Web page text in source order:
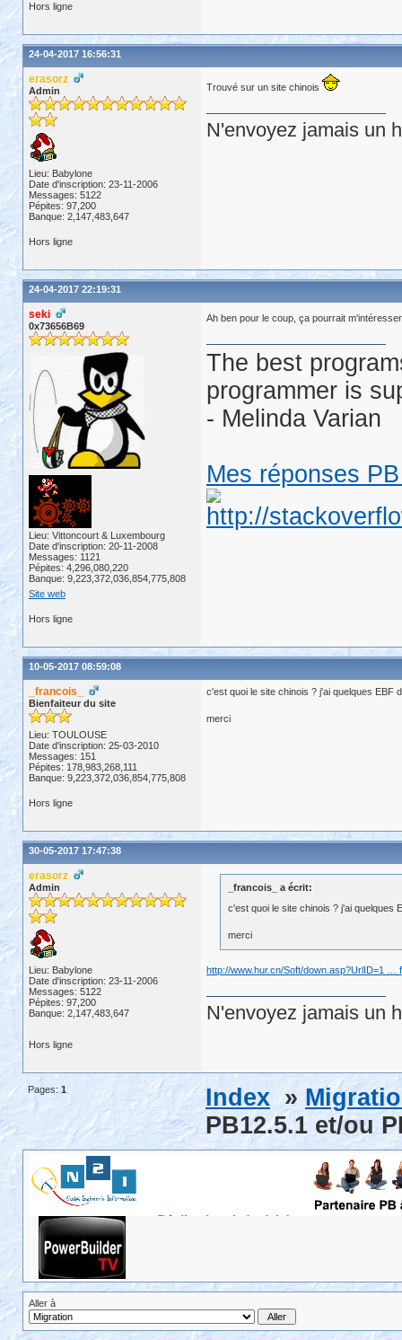
Hors ligne
24-04-2017 16:56:31
erasorz
Admin
Lieu: Babylone
Date d'inscription: 23-11-2006
Messages: 5122
Pépites: 97,200
Banque: 2,147,483,647
Trouvé sur un site chinois
N'envoyez jamais un
Hors ligne
24-04-2017 22:19:31
seki
0x73656B69
Lieu: Vittoncourt & Luxembourg
Date d'inscription: 20-11-2008
Messages: 1121
Pépites: 4,296,080,220
Banque: 9,223,372,036,854,775,808
Site web
Ah ben pour le coup, ça pourrait
The best
programmer is
- Melinda Varian
Mes réponses
Hors ligne
10-05-2017 08:59:08
_francois_
Bienfaiteur du site
Lieu: TOULOUSE
Date d'inscription: 25-03-2010
Messages: 151
Pépites: 178,983,268,111
Banque: 9,223,372,036,854,775,808
c'est quoi le site chinois ? j'ai quelques EBF
merci
Hors ligne
30-05-2017 17:47:38
erasorz
Admin
Lieu: Babylone
Date d'inscription: 23-11-2006
Messages: 5122
Pépites: 97,200
Banque: 2,147,483,647
_francois_ a écrit:
c'est quoi le site chinois ? j'ai quelques
merci
http://www.hur.cn/Soft/down.asp?UrlID=1 …
N'envoyez jamais un
Hors ligne
Pages: 1 Index »
PB12.5.1 et/ou
Aller à